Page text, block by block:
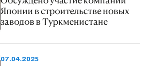
Японии в строительстве новых
заводов в Туркменистане
07.04.2025